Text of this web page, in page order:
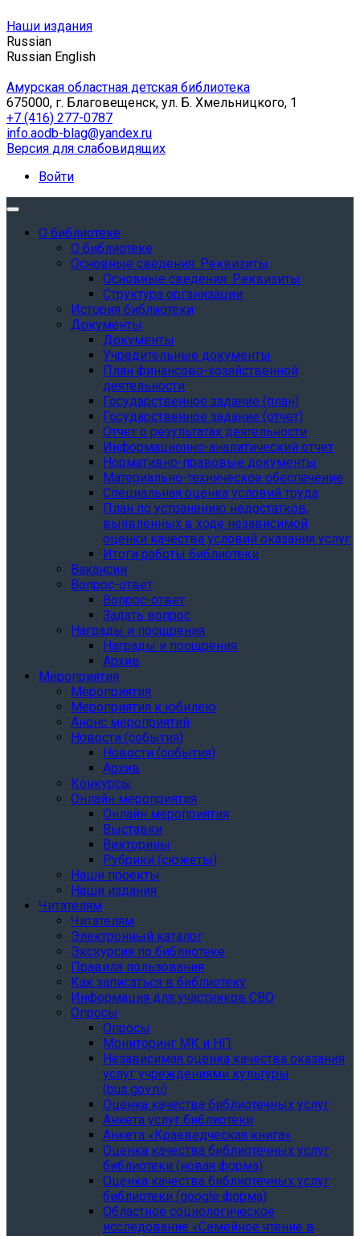
Наши издания
Russian
Russian English
Амурская областная детская библиотека
675000, г. Благовещенск, ул. Б. Хмельницкого, 1
+7 (416) 277-0787
info.aodb-blag@yandex.ru
Версия для слабовидящих
Войти
О библиотеке
О библиотеке
Основные сведения. Реквизиты
Основные сведения. Реквизиты
Структура организации
История библиотеки
Документы
Документы
Учредительные документы
План финансово-хозяйственной
деятельности
Государственное задание (план)
Государственное задание (отчет)
Отчет о результатах деятельности
Информационно-аналитический отчет
Нормативно-правовые документы
Материально-техническое обеспечение
Специальная оценка условий труда
План по устранению недостатков,
выявленных в ходе независимой
оценки качества условий оказания услуг
Итоги работы библиотеки
Вакансии
Вопрос-ответ
Вопрос-ответ
Задать вопрос
Награды и поощрения
Награды и поощрения
Архив
Мероприятия
Мероприятия
Мероприятия к юбилею
Анонс мероприятий
Новости (события)
Новости (события)
Архив
Конкурсы
Онлайн мероприятия
Онлайн мероприятия
Выставки
Викторины
Рубрики (сюжеты)
Наши проекты
Наши издания
Читателям
Читателям
Электронный каталог
Экскурсия по библиотеке
Правила пользования
Как записаться в библиотеку
Информация для участников СВО
Опросы
Опросы
Мониторинг МК и НП
Независимая оценка качества оказания
услуг учреждениями культуры
(bus.gov.ru)
Оценка качества библиотечных услуг
Анкета услуг библиотеки
Анкета «Краеведческая книга»
Oценка качества библиотечных услуг
библиотеки (новая форма)
Oценка качества библиотечных услуг
библиотеки (google форма)
Областное социологическое
исследование «Семейное чтение в